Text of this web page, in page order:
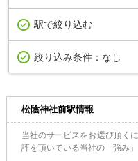
駅で絞り込む
絞り込み条件： なし
松陰神社前駅情報
当社のサービスをお選び頂く
評を頂いている当社の「強み」